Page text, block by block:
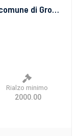
Abitazione di tipo popolare sita nel comune di Grottaminarda (AV), con superficie complessiva di circa mq 145 posta al piano secondo di un edificio costruito nel 1981. L'immobile si presenta complessivamente in buone condizioni
Rialzo minimo
2000.00